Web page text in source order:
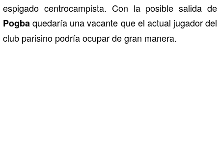
espigado centrocampista. Con la posible salida de
Pogbaquedaría una vacante que el actual jugador del
club parisino podría ocupar de gran manera.